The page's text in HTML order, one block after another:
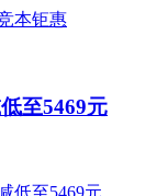
至5469元